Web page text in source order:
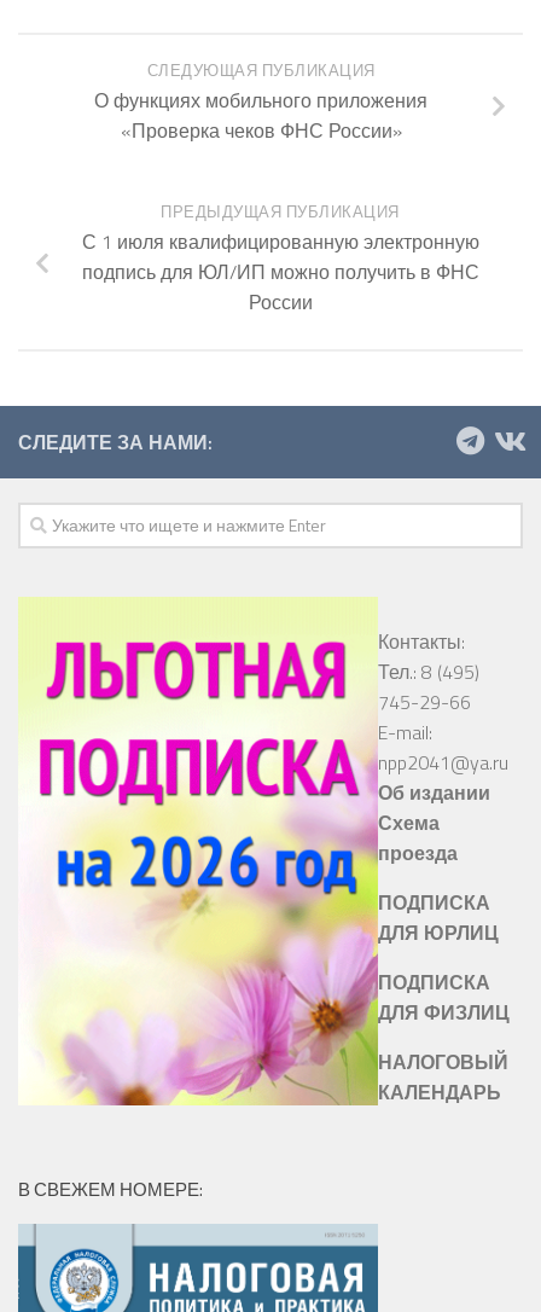
СЛЕДУЮЩАЯ ПУБЛИКАЦИЯ
О функциях мобильного приложения
«Проверка чеков ФНС России»
ПРЕДЫДУЩАЯ ПУБЛИКАЦИЯ
С 1 июля квалифицированную электронную
подпись для ЮЛ/ИП можно получить в ФНС
России
СЛЕДИТЕ ЗА НАМИ:
Контакты:
Тел.: 8 (495)
745-29-66
E-mail:
npp2041@ya.ru
Об издании
Схема
проезда
ПОДПИСКА
ДЛЯ ЮРЛИЦ
ПОДПИСКА
ДЛЯ ФИЗЛИЦ
НАЛОГОВЫЙ
КАЛЕНДАРЬ
В СВЕЖЕМ НОМЕРЕ: